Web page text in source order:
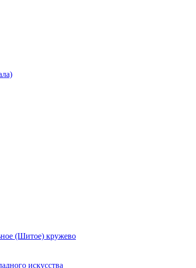
(Шитое) кружево
искусства